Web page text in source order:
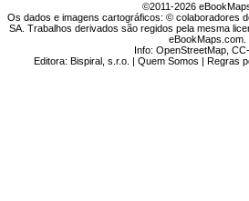
©2011-2026
Os dados e imagens cartográficos: © colaboradores
SA. Trabalhos derivados são regidos pela mesma
eBookMaps.com.
Info:OpenStreetMap ,
Editora: Bispiral, s.r.o. | Quem Somos | Regras